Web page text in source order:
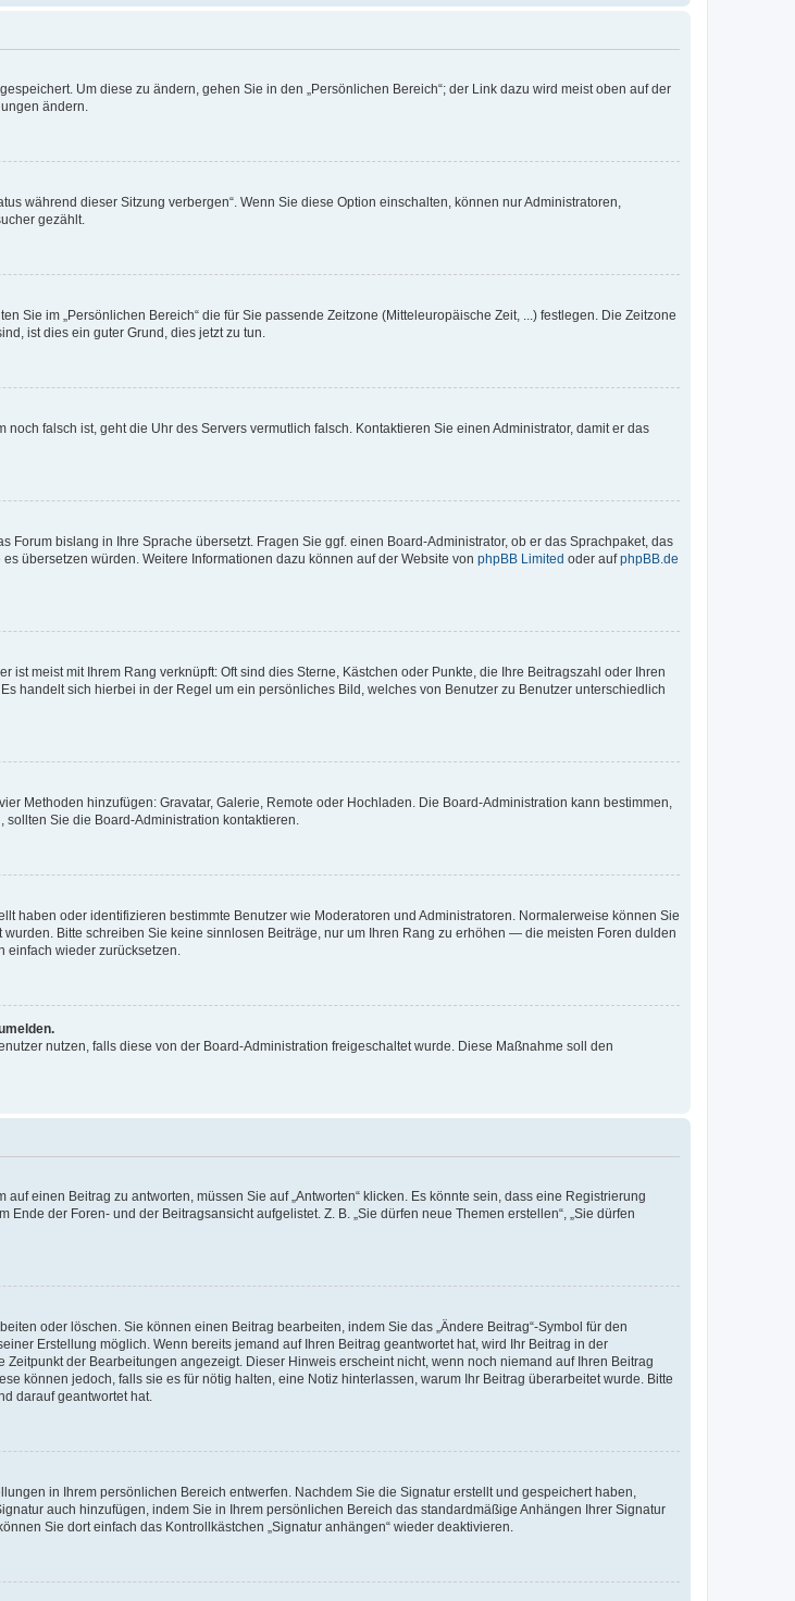
Um diese zu ändern, gehen Sie in den „Persönlichen Bereich“; der Link dazu wird meist oben auf der
ändern.
während dieser Sitzung verbergen“. Wenn Sie diese Option einschalten, können nur Administratoren,
gezählt.
Sie im „Persönlichen Bereich“ die für Sie passende Zeitzone (Mitteleuropäische Zeit, ...) festlegen. Die Zeitzone
ist dies ein guter Grund, dies jetzt zu tun.
falsch ist, geht die Uhr des Servers vermutlich falsch. Kontaktieren Sie einen Administrator, damit er das
bislang in Ihre Sprache übersetzt. Fragen Sie ggf. einen Board-Administrator, ob er das Sprachpaket, das
übersetzen würden. Weitere Informationen dazu können auf der Website von phpBB Limited oder aufphpBB.de
meist mit Ihrem Rang verknüpft: Oft sind dies Sterne, Kästchen oder Punkte, die Ihre Beitragszahl oder Ihren
handelt sich hierbei in der Regel um ein persönliches Bild, welches von Benutzer zu Benutzer unterschiedlich
Methoden hinzufügen: Gravatar, Galerie, Remote oder Hochladen. Die Board-Administration kann bestimmen,
Sie die Board-Administration kontaktieren.
haben oder identifizieren bestimmte Benutzer wie Moderatoren und Administratoren. Normalerweise können Sie
Bitte schreiben Sie keine sinnlosen Beiträge, nur um Ihren Rang zu erhöhen — die meisten Foren dulden
wieder zurücksetzen.
nutzen, falls diese von der Board-Administration freigeschaltet wurde. Diese Maßnahme soll den
einen Beitrag zu antworten, müssen Sie auf „Antworten“ klicken. Es könnte sein, dass eine Registrierung
der Foren- und der Beitragsansicht aufgelistet. Z. B. „Sie dürfen neue Themen erstellen“, „Sie dürfen
oder löschen. Sie können einen Beitrag bearbeiten, indem Sie das „Ändere Beitrag“-Symbol für den
Erstellung möglich. Wenn bereits jemand auf Ihren Beitrag geantwortet hat, wird Ihr Beitrag in der
der Bearbeitungen angezeigt. Dieser Hinweis erscheint nicht, wenn noch niemand auf Ihren Beitrag
können jedoch, falls sie es für nötig halten, eine Notiz hinterlassen, warum Ihr Beitrag überarbeitet wurde. Bitte
darauf geantwortet hat.
in Ihrem persönlichen Bereich entwerfen. Nachdem Sie die Signatur erstellt und gespeichert haben,
auch hinzufügen, indem Sie in Ihrem persönlichen Bereich das standardmäßige Anhängen Ihrer Signatur
Sie dort einfach das Kontrollkästchen „Signatur anhängen“ wieder deaktivieren.